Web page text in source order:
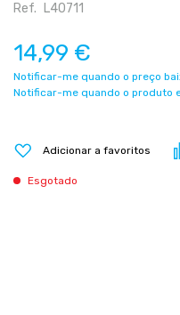
Ref. L40711
14,99 €
Notificar-me quando o preço
Notificar-me quando o produto
Adicionar a favoritos
Esgotado